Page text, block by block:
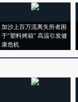
加沙上百万流离失所者困
于“塑料烤箱” 高温引发健
康危机